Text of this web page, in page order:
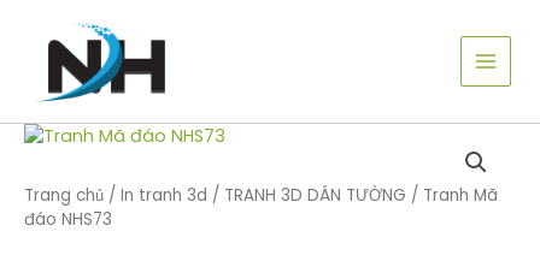
Trang chủ / In tranh 3d / TRANH 3D DÁN TƯỜNG / Tranh Mã
đáo NHS73